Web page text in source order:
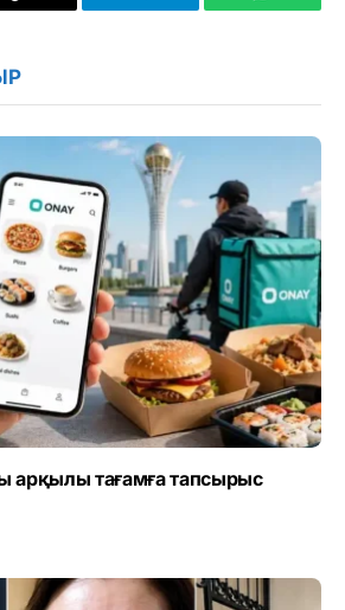
Copy
Telegram
арқылы тағамға тапсырыс